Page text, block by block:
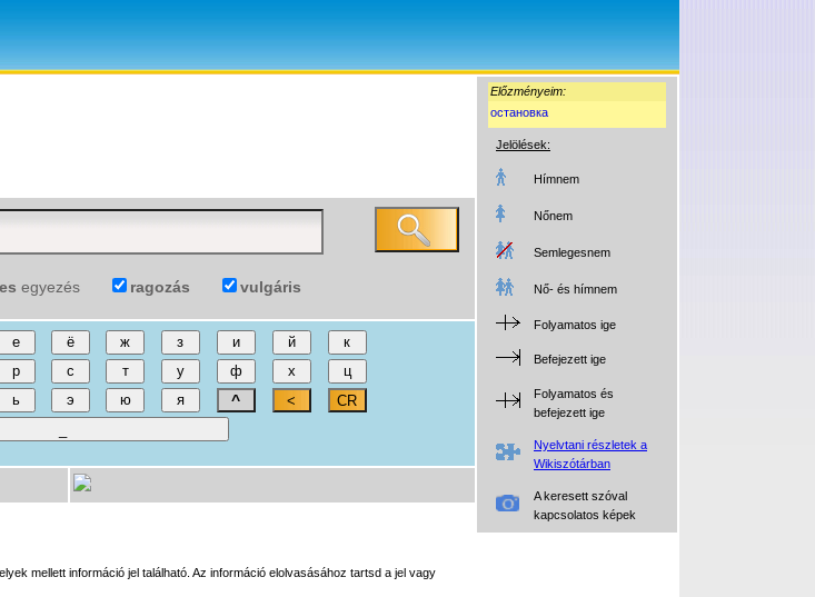
Előzményeim:
остановка
Jelölések:
Hímnem
Nőnem
Semlegesnem
Nő- és hímnem
Folyamatos ige
Befejezett ige
Folyamatos és
befejezett ige
Nyelvtani részletek a
Wikiszótárban
A keresett szóval
kapcsolatos képek
egyezés ragozás vulgáris
mellett információ jel található. Az információ elolvasásához tartsd a jel vagy